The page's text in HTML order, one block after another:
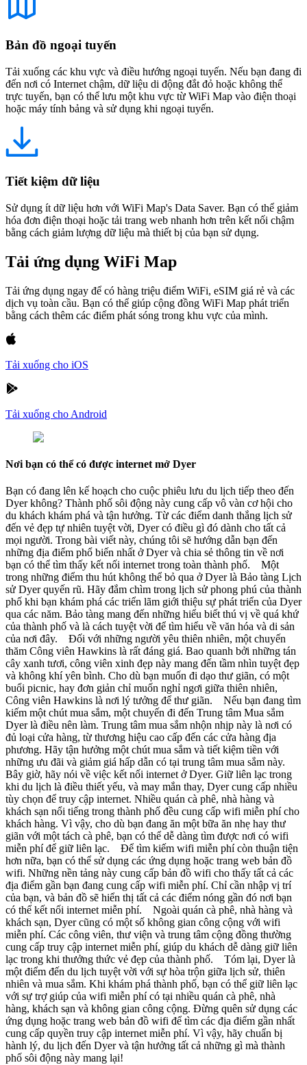
Bản đồ ngoại tuyến
Tải xuống các khu vực và điều hướng ngoại tuyến. Nếu bạn đang đi
đến nơi có Internet chậm, dữ liệu di động đắt đỏ hoặc không thể
trực tuyến, bạn có thể lưu một khu vực từ WiFi Map vào điện thoại
hoặc máy tính bảng và sử dụng khi ngoại tuyến.
Tiết kiệm dữ liệu
Sử dụng ít dữ liệu hơn với WiFi Map's Data Saver. Bạn có thể giảm
hóa đơn điện thoại hoặc tải trang web nhanh hơn trên kết nối chậm
bằng cách giảm lượng dữ liệu mà thiết bị của bạn sử dụng.
Tải ứng dụng WiFi Map
Tải ứng dụng ngay để có hàng triệu điểm WiFi, eSIM giá rẻ và các
dịch vụ toàn cầu. Bạn có thể giúp cộng đồng WiFi Map phát triển
bằng cách thêm các điểm phát sóng trong khu vực của mình.
Tải xuống cho iOS
Tải xuống cho Android
Nơi bạn có thể có được internet mở Dyer
Bạn có đang lên kế hoạch cho cuộc phiêu lưu du lịch tiếp theo đến
Dyer không? Thành phố sôi động này cung cấp vô vàn cơ hội cho
du khách khám phá và tận hưởng. Từ các điểm danh thắng lịch sử
đến vẻ đẹp tự nhiên tuyệt vời, Dyer có điều gì đó dành cho tất cả
mọi người. Trong bài viết này, chúng tôi sẽ hướng dẫn bạn đến
những địa điểm phổ biến nhất ở Dyer và chia sẻ thông tin về nơi
bạn có thể tìm thấy kết nối internet trong toàn thành phố. Một
trong những điểm thu hút không thể bỏ qua ở Dyer là Bảo tàng Lịch
sử Dyer quyến rũ. Hãy đắm chìm trong lịch sử phong phú của thành
phố khi bạn khám phá các triển lãm giới thiệu sự phát triển của Dyer
qua các năm. Bảo tàng mang đến những hiểu biết thú vị về quá khứ
của thành phố và là cách tuyệt vời để tìm hiểu về văn hóa và di sản
của nơi đây. Đối với những người yêu thiên nhiên, một chuyến
thăm Công viên Hawkins là rất đáng giá. Bao quanh bởi những tán
cây xanh tươi, công viên xinh đẹp này mang đến tầm nhìn tuyệt đẹp
và không khí yên bình. Cho dù bạn muốn đi dạo thư giãn, có một
buổi picnic, hay đơn giản chỉ muốn nghỉ ngơi giữa thiên nhiên,
Công viên Hawkins là nơi lý tưởng để thư giãn. Nếu bạn đang tìm
kiếm một chút mua sắm, một chuyến đi đến Trung tâm Mua sắm
Dyer là điều nên làm. Trung tâm mua sắm nhộn nhịp này là nơi có
đủ loại cửa hàng, từ thương hiệu cao cấp đến các cửa hàng địa
phương. Hãy tận hưởng một chút mua sắm và tiết kiệm tiền với
những ưu đãi và giảm giá hấp dẫn có tại trung tâm mua sắm này.
Bây giờ, hãy nói về việc kết nối internet ở Dyer. Giữ liên lạc trong
khi du lịch là điều thiết yếu, và may mắn thay, Dyer cung cấp nhiều
tùy chọn để truy cập internet. Nhiều quán cà phê, nhà hàng và
khách sạn nổi tiếng trong thành phố đều cung cấp wifi miễn phí cho
khách hàng. Vì vậy, cho dù bạn đang ăn một bữa ăn nhẹ hay thư
giãn với một tách cà phê, bạn có thể dễ dàng tìm được nơi có wifi
miễn phí để giữ liên lạc. Để tìm kiếm wifi miễn phí còn thuận tiện
hơn nữa, bạn có thể sử dụng các ứng dụng hoặc trang web bản đồ
wifi. Những nền tảng này cung cấp bản đồ wifi cho thấy tất cả các
địa điểm gần bạn đang cung cấp wifi miễn phí. Chỉ cần nhập vị trí
của bạn, và bản đồ sẽ hiển thị tất cả các điểm nóng gần đó nơi bạn
có thể kết nối internet miễn phí. Ngoài quán cà phê, nhà hàng và
khách sạn, Dyer cũng có một số không gian công cộng với wifi
miễn phí. Các công viên, thư viện và trung tâm cộng đồng thường
cung cấp truy cập internet miễn phí, giúp du khách dễ dàng giữ liên
lạc trong khi thưởng thức vẻ đẹp của thành phố. Tóm lại, Dyer là
một điểm đến du lịch tuyệt vời với sự hòa trộn giữa lịch sử, thiên
nhiên và mua sắm. Khi khám phá thành phố, bạn có thể giữ liên lạc
với sự trợ giúp của wifi miễn phí có tại nhiều quán cà phê, nhà
hàng, khách sạn và không gian công cộng. Đừng quên sử dụng các
ứng dụng hoặc trang web bản đồ wifi để tìm các địa điểm gần nhất
cung cấp quyền truy cập internet miễn phí. Vì vậy, hãy chuẩn bị
hành lý, du lịch đến Dyer và tận hưởng tất cả những gì mà thành
phố sôi động này mang lại!